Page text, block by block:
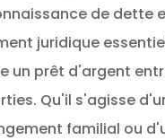
de dette
juridique
un prêt d'argent
Qu'il s'agisse
familial ou